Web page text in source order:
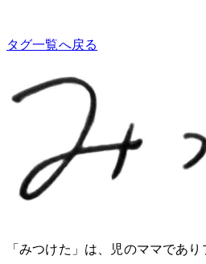
タグ一覧へ戻る
「みつけた」は、2児のママであ